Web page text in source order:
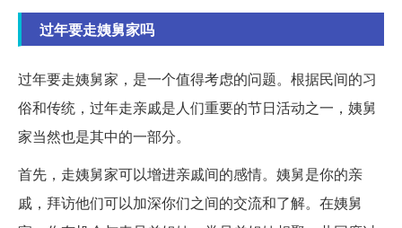
过年要走姨舅家吗
过年要走姨舅家，是一个值得考虑的问题。根据民间的习
俗和传统，过年走亲戚是人们重要的节日活动之一，姨舅
家当然也是其中的一部分。
首先，走姨舅家可以增进亲戚间的感情。姨舅是你的亲
戚，拜访他们可以加深你们之间的交流和了解。在姨舅